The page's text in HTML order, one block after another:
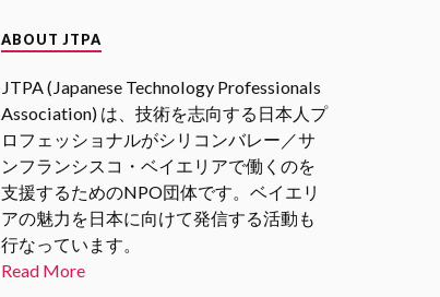
30 1月 2025
「スタートアップエコシステムを
考える」 若手起業家、VC、アク
セラレータの各分野からの関係者
をお招きし、「スタートアップエ
コシステム」についてリアルな現
状や未来の展望についてお話を伺
います。
#シリコンバレーｘ日本なセミナ
ABOUT JTPA
JTPA (Japanese Technology Professionals
Association) は、技術を志向する日本人プ
ロフェッショナルがシリコンバレー／サ
ンフランシスコ・ベイエリアで働くのを
支援するためのNPO団体です。ベイエリ
アの魅力を日本に向けて発信する活動も
行なっています。
Read More